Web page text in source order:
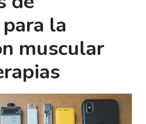
la
muscular